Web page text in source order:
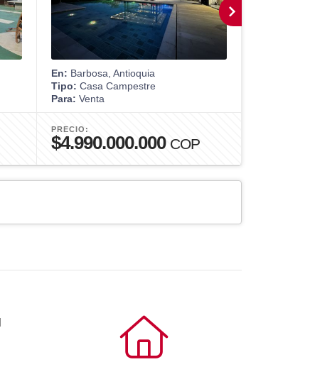
En: Barbosa, Antioquia
Tipo: Casa Campestre
Para: Venta
PRECIO:
$4.990.000.000 COP